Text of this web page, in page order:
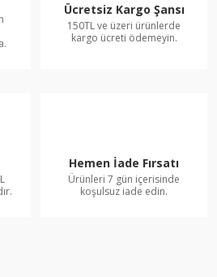
Ücretsiz Kargo Şansı
150TL ve üzeri ürünlerde
kargo ücreti ödemeyin.
Hemen İade Fırsatı
Ürünleri 7 gün içerisinde
koşulsuz iade edin.